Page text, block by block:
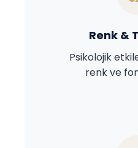
Renk &
Psikolojik
renk ve